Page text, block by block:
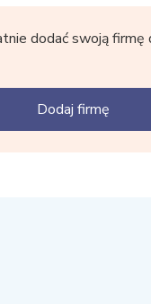
dodać swoją firmę
Dodaj firmę